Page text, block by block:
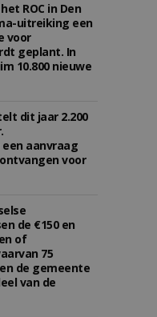
ROC in Den
uitreiking een
voor
geplant. In
10.800 nieuwe
dit jaar 2.200
aanvraag
voor
de €150 en
of
75
de gemeente
van de